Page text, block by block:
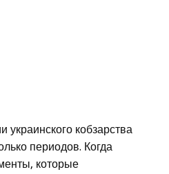
украинского кобзарства
периодов. Когда
которые